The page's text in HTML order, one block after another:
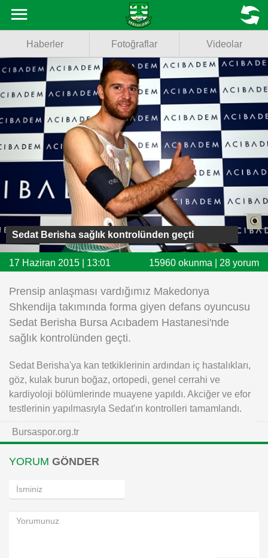
Fotoğraflar
Basketbol
Voleybol
Puan Durumu
Fikstür
Facebook
Twitter
Instagram
Android
MENU
Haberler Fotoğraflar Videolar
Sedat Berisha sağlık kontrolünden geçti
17 Haziran 2015 | 13:01 15960 okunma | 28 yorum
Prensip anlaşması vardığımız Makedonya
Shkendija takımında forma giyen defans oyuncusu
Sedat Berisha Bursa Acıbadem Hastanesi'nde
sağlık kontrolünden geçti.
Sedat Berisha'ya kan tetkiklerinin ardından iç hastalıkları,
göz, kulak burun boğaz, ortopedi, genel cerrahi ve
kardiyoloji bölümlerinde muayene yapıldı. Akciğer ve efor
testlerinin yapılmasıyla Sedat'ın kontrolleri tamamlandı.
Bursaspor.org.tr
YORUM GÖNDER